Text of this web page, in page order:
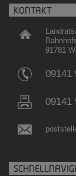
KONTAKT
91781
09141
09141